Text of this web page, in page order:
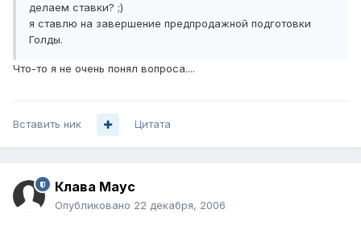
делаем ставки? ;)
я ставлю на завершение предпродажной подготовки
Голды.
Что-то я не очень понял вопроса....
Вставить ник Цитата
Клава Маус
Опубликовано 22 декабря, 2006